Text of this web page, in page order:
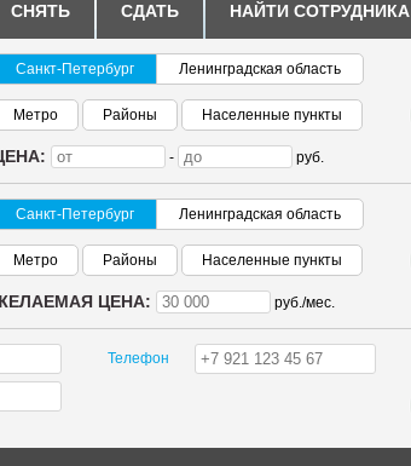
СНЯТЬ СДАТЬ НАЙТИ СОТРУДНИКА
Санкт-Петербург Ленинградская область
Метро Районы Населенные пункты
- руб.
Санкт-Петербург Ленинградская область
Метро Районы Населенные пункты
ЦЕНА: руб./мес.
Телефон